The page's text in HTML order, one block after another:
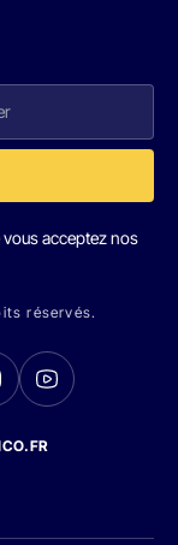
acceptez nos
réservés.